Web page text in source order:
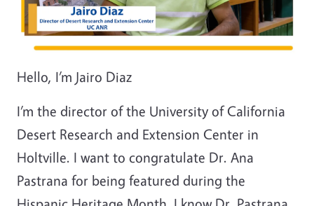
Hello, I’m Jairo Diaz
I’m the director of the University of California
Desert Research and Extension Center in
Holtville. I want to congratulate Dr. Ana
Pastrana for being featured during the